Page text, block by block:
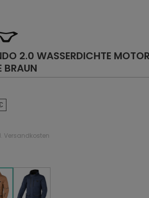
2.0 WASSERDICHTE
BRAUN
Versandkosten
dunkelblau
dunkelblau